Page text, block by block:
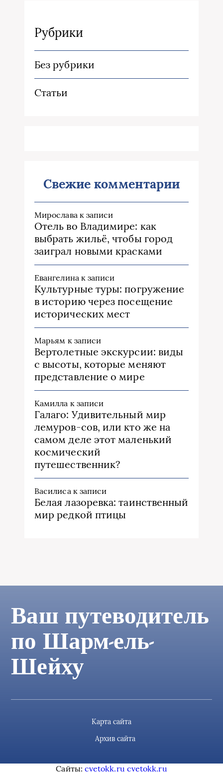
Рубрики
Без рубрики
Статьи
Свежие комментарии
Мирославак записи
Отель во Владимире: как
выбрать жильё, чтобы город
заиграл новыми красками
Евангелинак записи
Культурные туры: погружение
в историю через посещение
исторических мест
Марьям к записи
Вертолетные экскурсии: виды
с высоты, которые меняют
представление о мире
Камилла к записи
Галаго: Удивительный мир
лемуров-сов, или кто же на
самом деле этот маленький
космический
путешественник?
Василисак записи
Белая лазоревка: таинственный
мир редкой птицы
Ваш путеводитель
по Шарм-ель-
Шейху
Карта сайта
Архив сайта
Сайты: cvetokk.ru cvetokk.ru